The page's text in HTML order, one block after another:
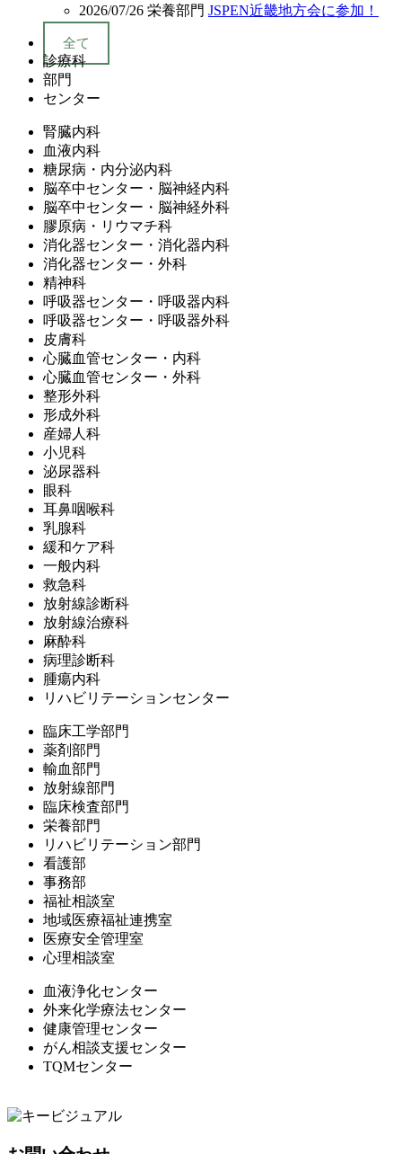
2026/07/26 栄養部門 JSPEN近畿地方会に参加！
全て
診療科
部門
センター
腎臓内科
血液内科
糖尿病・内分泌内科
脳卒中センター・脳神経内科
脳卒中センター・脳神経外科
膠原病・リウマチ科
消化器センター・消化器内科
消化器センター・外科
精神科
呼吸器センター・呼吸器内科
呼吸器センター・呼吸器外科
皮膚科
心臓血管センター・内科
心臓血管センター・外科
整形外科
形成外科
産婦人科
小児科
泌尿器科
眼科
耳鼻咽喉科
乳腺科
緩和ケア科
一般内科
救急科
放射線診断科
放射線治療科
麻酔科
病理診断科
腫瘍内科
リハビリテーションセンター
臨床工学部門
薬剤部門
輸血部門
放射線部門
臨床検査部門
栄養部門
リハビリテーション部門
看護部
事務部
福祉相談室
地域医療福祉連携室
医療安全管理室
心理相談室
血液浄化センター
外来化学療法センター
健康管理センター
がん相談支援センター
TQMセンター